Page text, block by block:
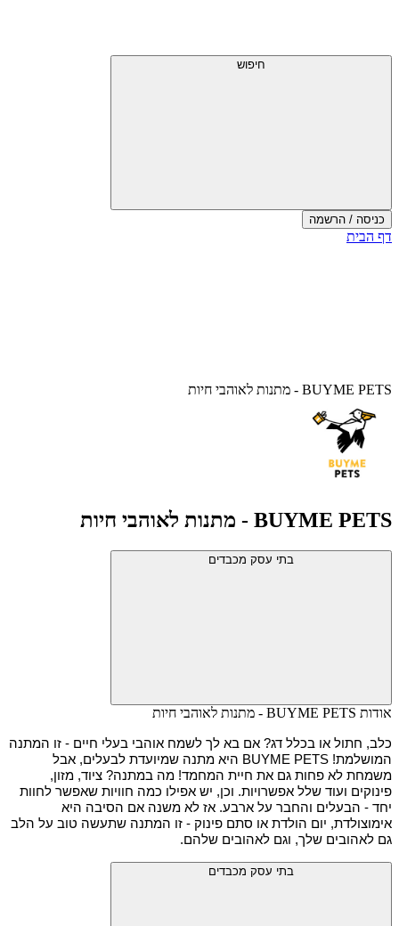
עליון
חיפוש
כניסה / הרשמה
סוף
דף הבית
BUYME PETS - מתנות לאוהבי חיות
BUYME PETS - מתנות לאוהבי חיות
בתי עסק מכבדים
אודות BUYME PETS - מתנות לאוהבי חיות
גם לאהובים שלך, וגם לאהובים שלהם.
בתי עסק מכבדים